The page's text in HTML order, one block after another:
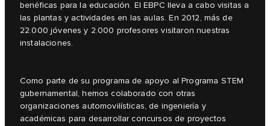
benéficas para la educación. El EBPC lleva a cabo visitas a
las plantas y actividades en las aulas. En 2012, más de
22.000 jóvenes y 2.000 profesores visitaron nuestras
instalaciones.
Como parte de su programa de apoyo al Programa STEM
gubernamental, hemos colaborado con otras
organizaciones automovilísticas, de ingeniería y
académicas para desarrollar concursos de proyectos